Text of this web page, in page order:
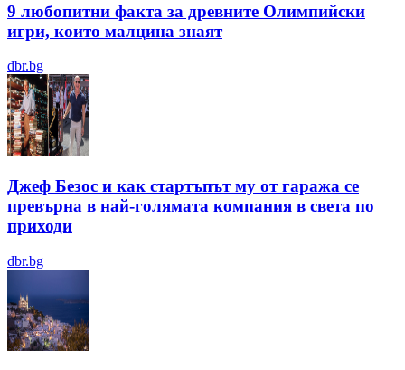
9 любопитни факта за древните Олимпийски
игри, които малцина знаят
dbr.bg
Джеф Безос и как стартъпът му от гаража се
превърна в най-голямата компания в света по
приходи
dbr.bg